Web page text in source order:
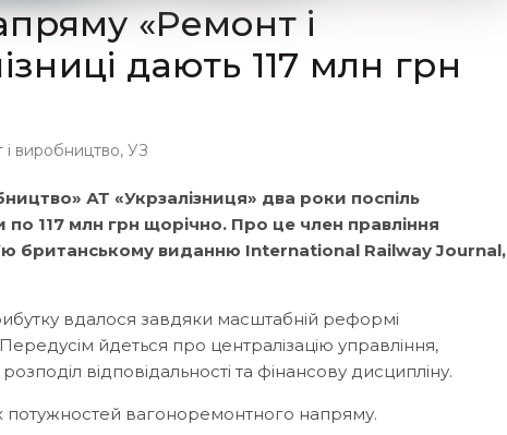
«Ремонт і
дають 117 млн грн
і виробництво, УЗ
АТ «Укрзалізниця» два роки поспіль
117 млн грн щорічно. Про це член правління
британському виданню International Railway Journal,
вдалося завдяки масштабній реформі
йдеться про централізацію управління,
відповідальності та фінансову дисципліну.
вагоноремонтного напряму.